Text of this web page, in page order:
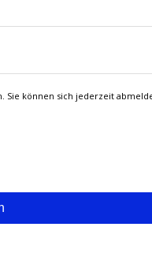
Sie können sich jederzeit